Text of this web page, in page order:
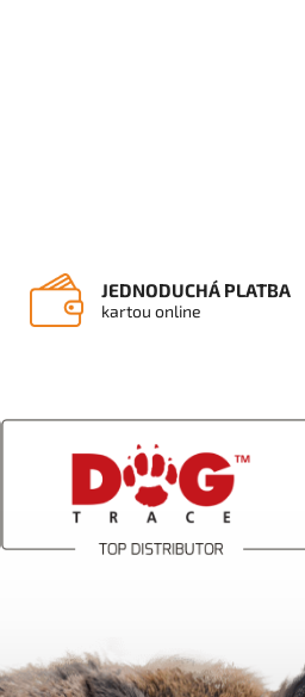
JEDNODUCHÁ PLATBA
kartou online